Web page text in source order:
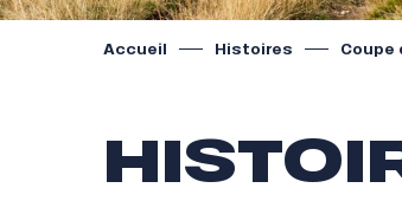
Accueil Histoires Coupe